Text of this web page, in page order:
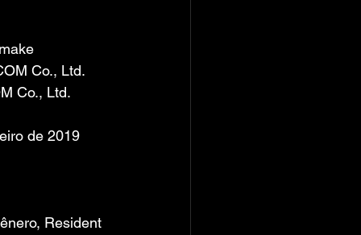
Co., Ltd.
Co., Ltd.
de 2019
Resident